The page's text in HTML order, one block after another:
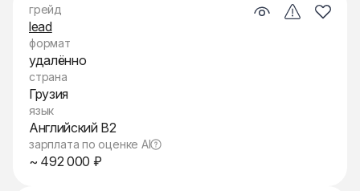
грейд
lead
формат
удалённо
страна
Грузия
язык
Английский B2
зарплата по оценке AI
~ 492 000 ₽